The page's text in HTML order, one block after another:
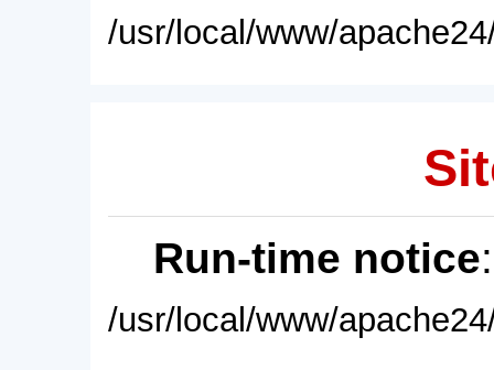
/usr/local/www/
Run-time notice
/usr/local/www/